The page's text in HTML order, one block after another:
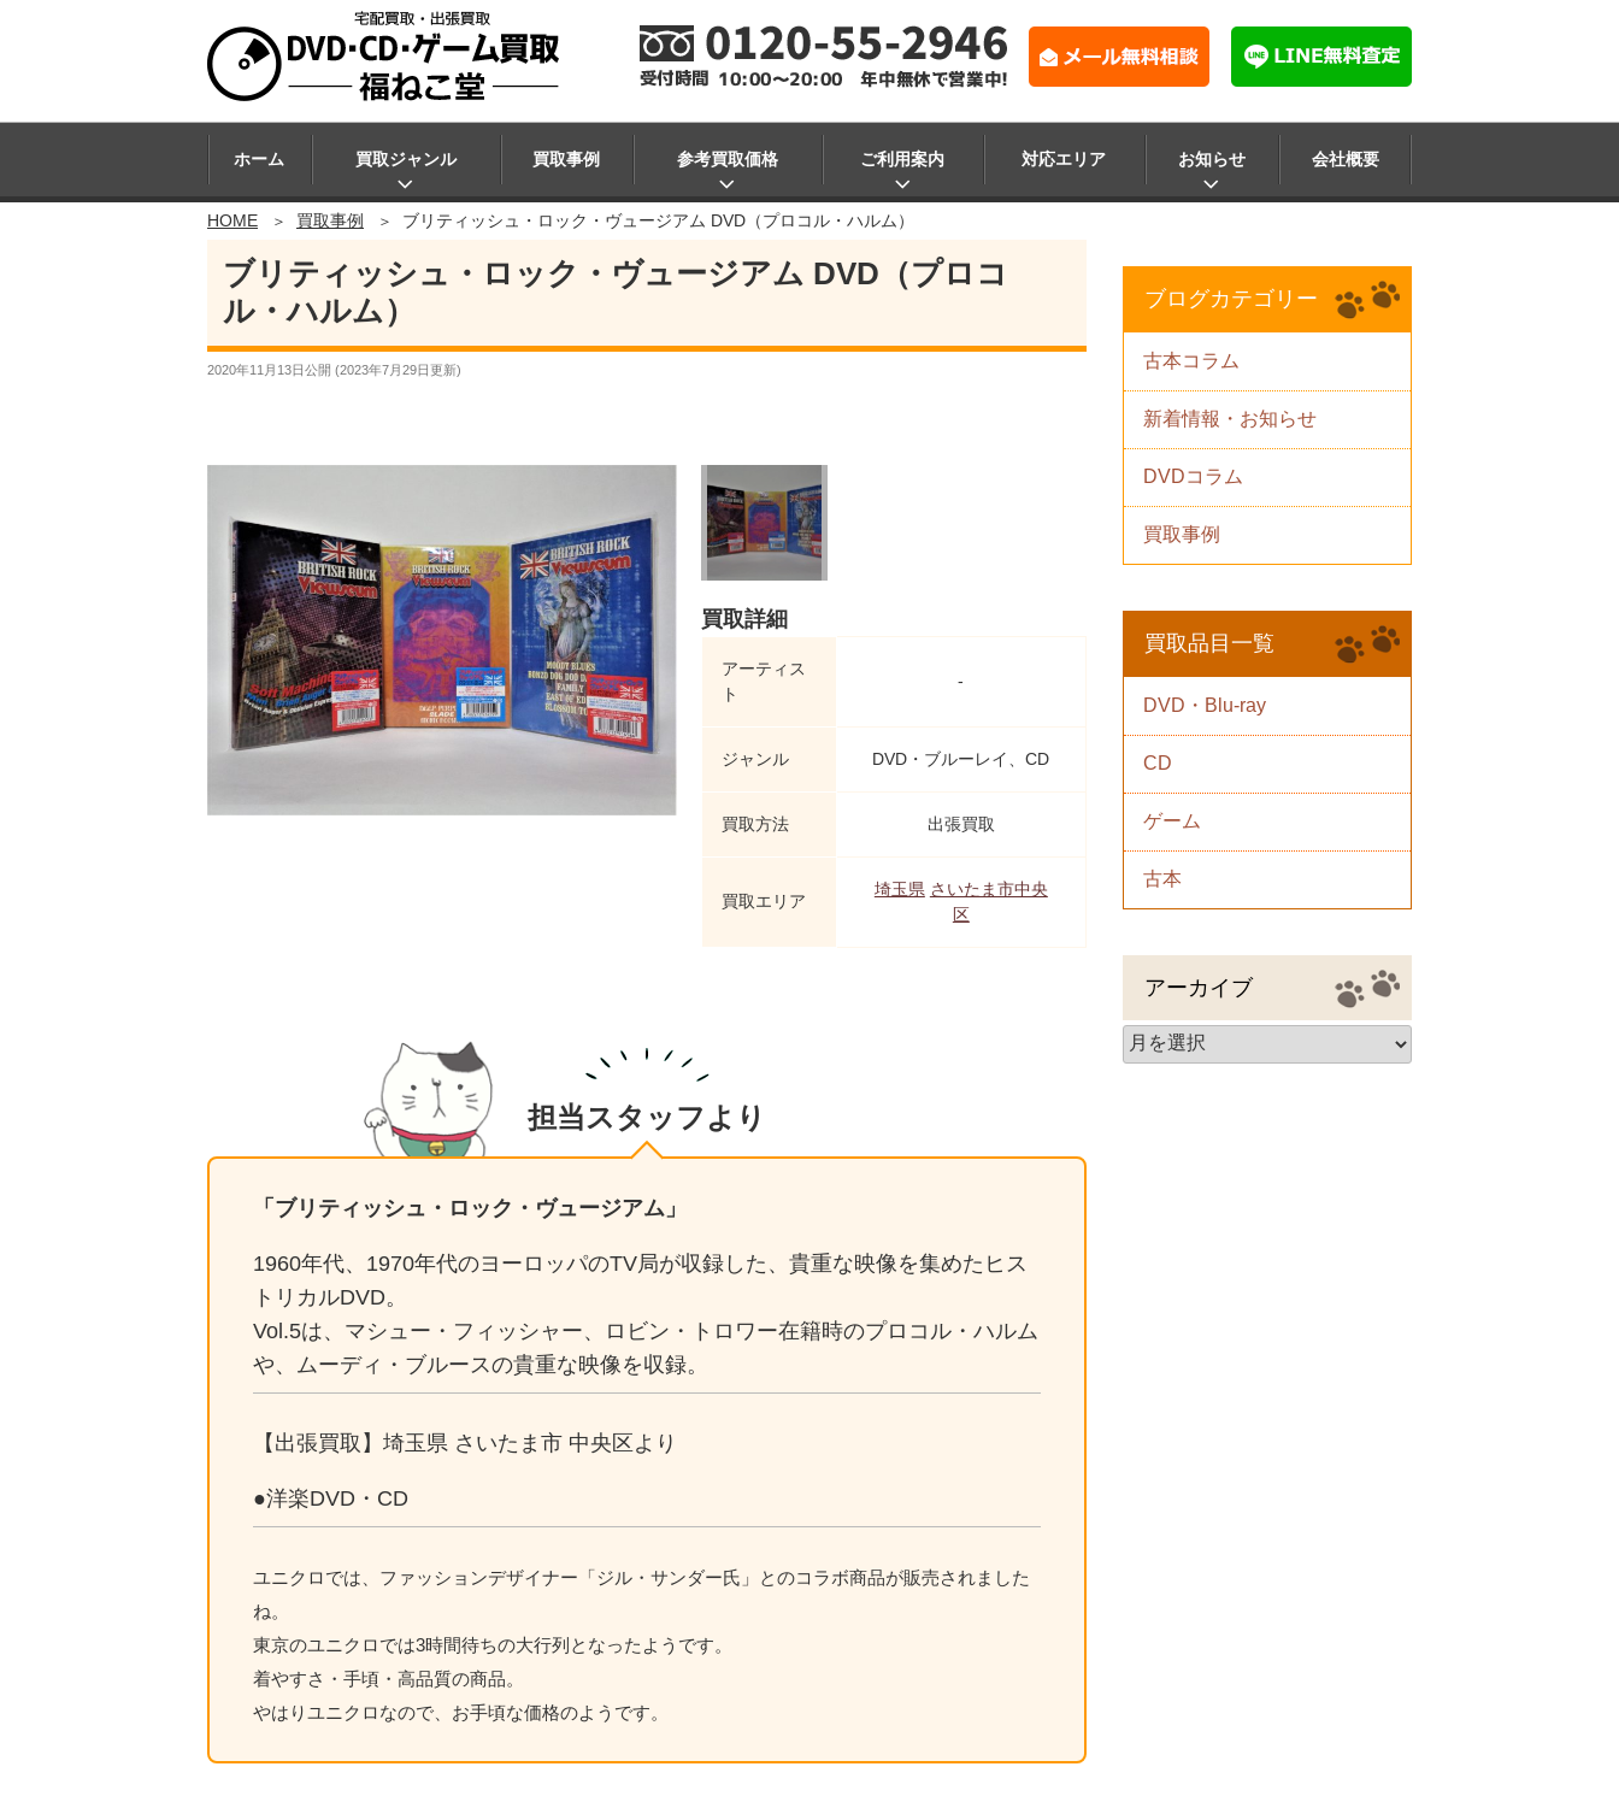
ホーム 買取ジャンル 買取事例 参考買取価格 ご利用案内 対応エリア お知らせ 会社概要
HOME 買取事例 ブリティッシュ・ロック・ヴュージアム DVD（プロコル・ハルム）
ブリティッシュ・ロック・ヴュージアム DVD（プロコ
ル・ハルム）
2020年11月13日公開 (2023年7月29日更新)
買取詳細
アーティス
ト
-
ジャンル DVD・ブルーレイ、CD
買取方法 出張買取
買取エリア
埼玉県 さいたま市中央
区
担当スタッフより
「ブリティッシュ・ロック・ヴュージアム」
1960年代、1970年代のヨーロッパのTV局が収録した、貴重な映像を集めたヒス
トリカルDVD。
Vol.5は、マシュー・フィッシャー、ロビン・トロワー在籍時のプロコル・ハルム
や、ムーディ・ブルースの貴重な映像を収録。
【出張買取】埼玉県 さいたま市 中央区より
●洋楽DVD・CD
ユニクロでは、ファッションデザイナー「ジル・サンダー氏」とのコラボ商品が販売されました
ね。
東京のユニクロでは3時間待ちの大行列となったようです。
着やすさ・手頃・高品質の商品。
やはりユニクロなので、お手頃な価格のようです。
ブログカテゴリー
古本コラム
新着情報・お知らせ
DVDコラム
買取事例
買取品目一覧
DVD・Blu-ray
CD
ゲーム
古本
アーカイブ